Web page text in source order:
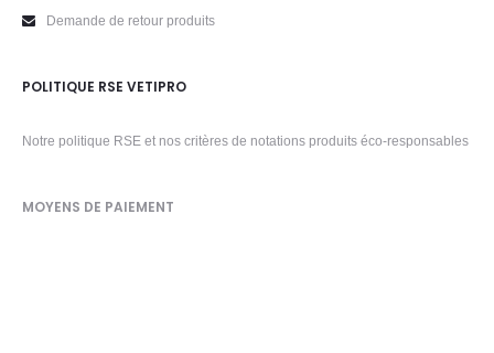
Demande de retour produits
POLITIQUE RSE VETIPRO
Notre politique RSE et nos critères de notations produits éco-responsables
MOYENS DE PAIEMENT